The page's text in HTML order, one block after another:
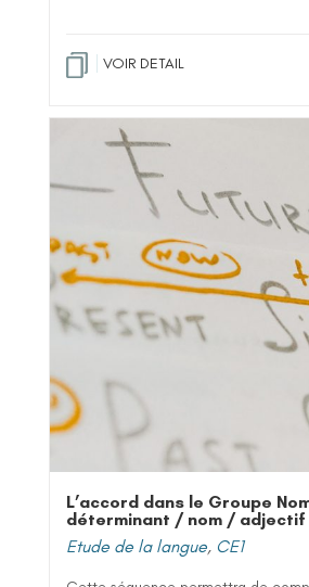
VOIR DETAIL
L’accord dans le Groupe
déterminant / nom / adjectif
Etude de la langue, CE1